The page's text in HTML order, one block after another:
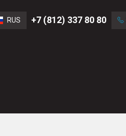
RUS +7 (812) 337 80 80